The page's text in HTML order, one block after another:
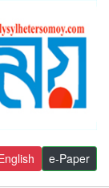
e-Paper